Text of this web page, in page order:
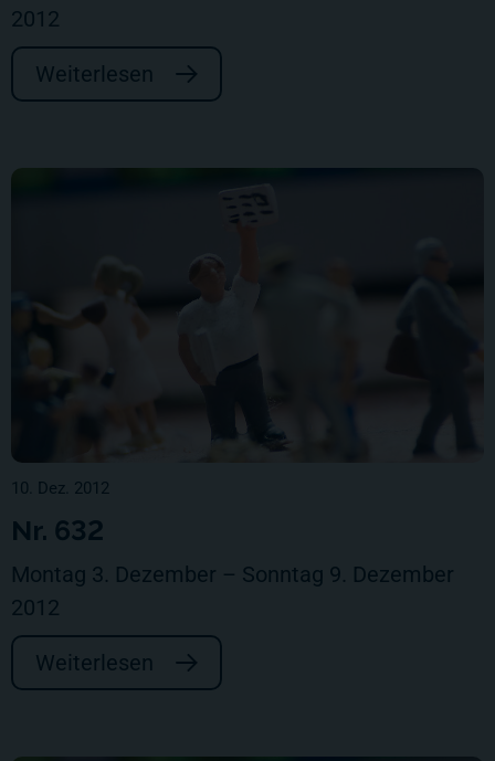
2012
Weiterlesen
10. Dez. 2012
Nr. 632
Montag 3. Dezember – Sonntag 9. Dezember
2012
Weiterlesen